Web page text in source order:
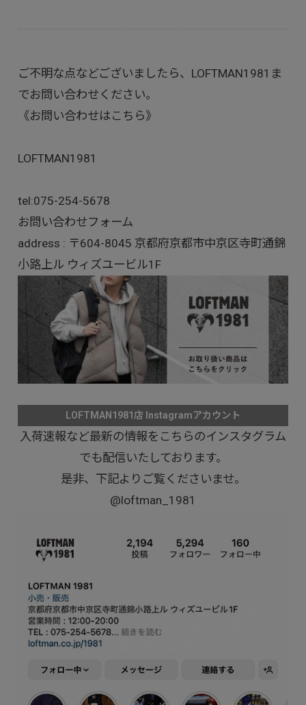
ご不明な点などございましたら、LOFTMAN1981ま
でお問い合わせください。
《お問い合わせはこちら》
LOFTMAN1981
tel:075-254-5678
お問い合わせフォーム
address : 〒604-8045 京都府京都市中京区寺町通錦
小路上ル ウィズユービル1F
LOFTMAN1981店 Instagramアカウント
入荷速報など最新の情報をこちらのインスタグラム
でも配信いたしております。
是非、下記よりご覧くださいませ。
@loftman_1981